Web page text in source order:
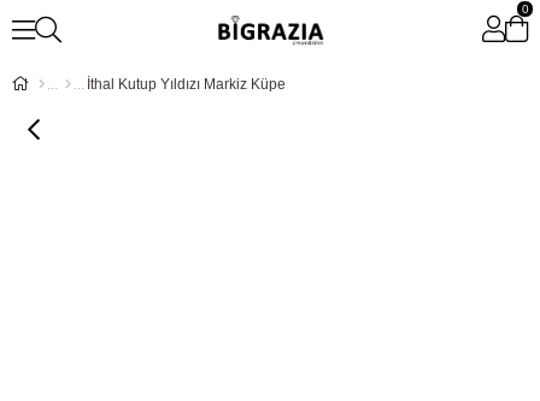
0
İthal Kutup Yıldızı Markiz Küpe